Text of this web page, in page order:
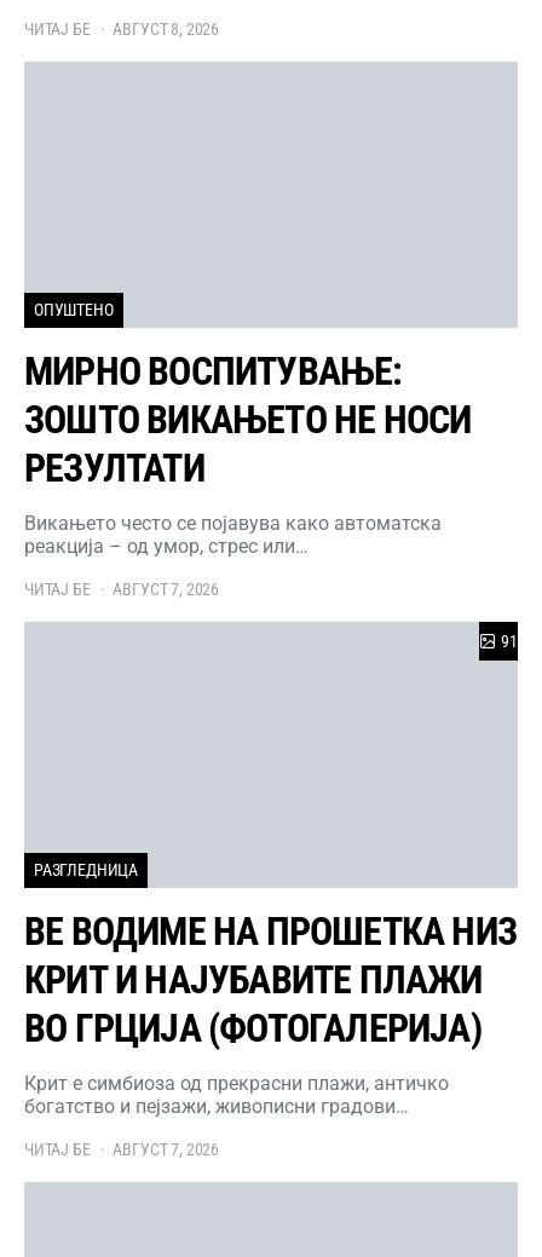
ЧИТАЈ БЕ АВГУСТ 8, 2026
ОПУШТЕНО
МИРНО ВОСПИТУВАЊЕ:
ЗОШТО ВИКАЊЕТО НЕ НОСИ
РЕЗУЛТАТИ
Викањето често се појавува како автоматска
реакција – од умор, стрес или…
ЧИТАЈ БЕ АВГУСТ 7, 2026
РАЗГЛЕДНИЦА
91
ВЕ ВОДИМЕ НА ПРОШЕТКА НИЗ
КРИТ И НАЈУБАВИТЕ ПЛАЖИ
ВО ГРЦИЈА (ФОТОГАЛЕРИЈА)
Крит е симбиоза од прекрасни плажи, античко
богатство и пејзажи, живописни градови…
ЧИТАЈ БЕ АВГУСТ 7, 2026